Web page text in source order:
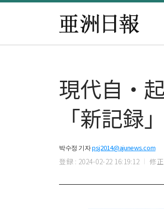
現代自・
「新記録」
박수정 기자psj2014@ajunews.com
登録 : 2024-02-22 16:19:12 修